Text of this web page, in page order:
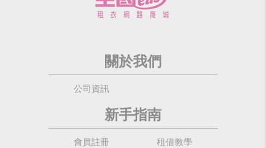
關於我們
公司資訊
新手指南
會員註冊 租借教學